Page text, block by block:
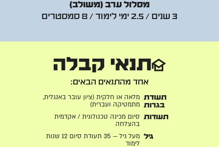
מסלול ערב (משולב)
3 שנים / 2.5 ימי לימוד / 8 סמסטרים
תנאי קבלה
אחד מהתנאים הבאים:
תעודת
בגרות
מלאה או חלקית (ציון עובר באנגלית,
מתמטיקה ועברית)
תעודות סיום מכינה טכנולוגית / אקדמית
בהצלחה
גיל
מעל גיל — 35 תעודת סיום 12 שנות
לימוד